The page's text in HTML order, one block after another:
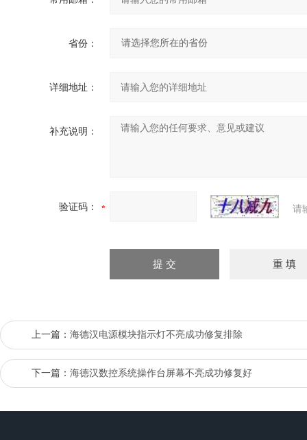
省份：
详细地址：
补充说明：
验证码： 请
上一篇： 海德汉电源模块指示灯不亮成功修复排除
下一篇： 海德汉数控系统操作台屏幕不亮成功修复好